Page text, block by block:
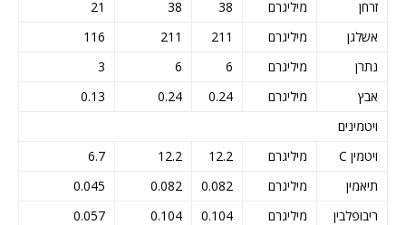
זרחן
מיליגרם 38
38
21
אשלגן
מיליגרם 211
211
116
נתרן
מיליגרם 6
6
3
אבץ
מיליגרם 0.24
0.24
0.13
ויטמינים
ויטמין C
מיליגרם 12.2
12.2
6.7
תיאמין
מיליגרם 0.082
0.082
0.045
ריבופלבין
מיליגרם 0.104
0.104
0.057